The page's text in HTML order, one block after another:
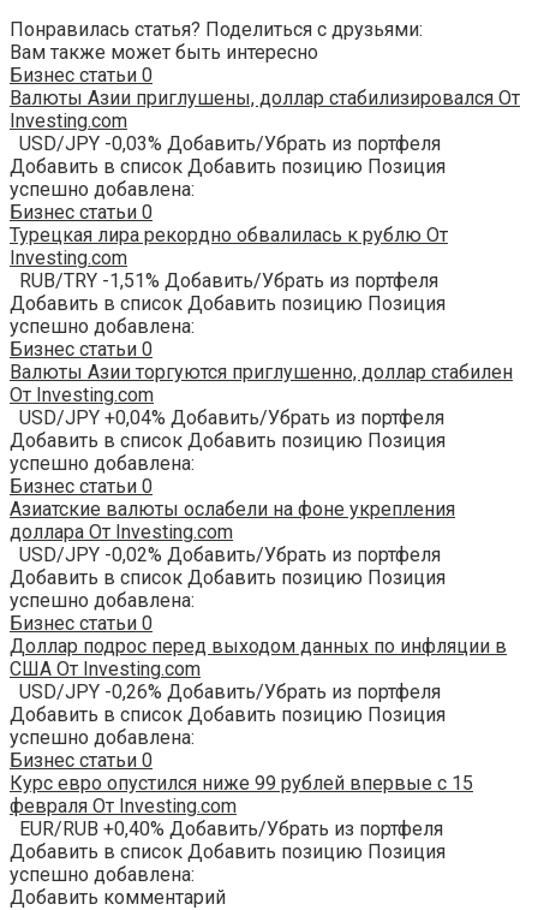
Понравилась статья? Поделиться с друзьями:
Вам также может быть интересно
Бизнес статьи 0
Валюты Азии приглушены, доллар стабилизировался От
Investing.com
USD/JPY -0,03% Добавить/Убрать из портфеля
Добавить в список Добавить позицию Позиция
успешно добавлена:
Бизнес статьи 0
Турецкая лира рекордно обвалилась к рублю От
Investing.com
RUB/TRY -1,51% Добавить/Убрать из портфеля
Добавить в список Добавить позицию Позиция
успешно добавлена:
Бизнес статьи 0
Валюты Азии торгуются приглушенно, доллар стабилен
От Investing.com
USD/JPY +0,04% Добавить/Убрать из портфеля
Добавить в список Добавить позицию Позиция
успешно добавлена:
Бизнес статьи 0
Азиатские валюты ослабели на фоне укрепления
доллара От Investing.com
USD/JPY -0,02% Добавить/Убрать из портфеля
Добавить в список Добавить позицию Позиция
успешно добавлена:
Бизнес статьи 0
Доллар подрос перед выходом данных по инфляции в
США От Investing.com
USD/JPY -0,26% Добавить/Убрать из портфеля
Добавить в список Добавить позицию Позиция
успешно добавлена:
Бизнес статьи 0
Курс евро опустился ниже 99 рублей впервые с 15
февраля От Investing.com
EUR/RUB +0,40% Добавить/Убрать из портфеля
Добавить в список Добавить позицию Позиция
успешно добавлена:
Добавить комментарий